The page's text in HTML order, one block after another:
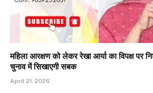
महिला आरक्षण को लेकर रेखा आर्या का विपक्ष पर
चुनाव में सिखाएगी सबक
April 21, 2026